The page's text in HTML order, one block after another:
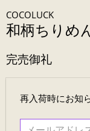
COCOLUCK
和柄ちりめ
完売御礼
メ
再入荷時にお知